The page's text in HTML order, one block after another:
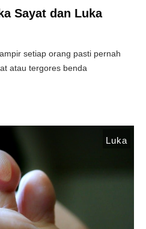
Sayat dan Luka
setiap orang pasti pernah
atau tergores benda
Luka